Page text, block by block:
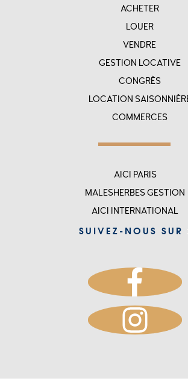
ACHETER
LOUER
VENDRE
GESTION LOCATIVE
CONGRÈS
LOCATION
COMMERCES
AICI PARIS
MALESHERBES GESTION
AICI INTERNATIONAL
SUIVEZ-NOUS SUR